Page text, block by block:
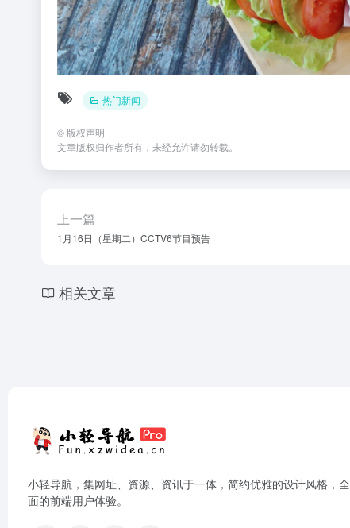
热门新闻
© 版权声明
文章版权归作者所有，未经允许请勿转载。
上一篇
1月16日（星期二）CCTV6节目预告
相关文章
小轻导航，集网址、资源、资讯于一体，简约优雅的设计风格，全
面的前端用户体验。